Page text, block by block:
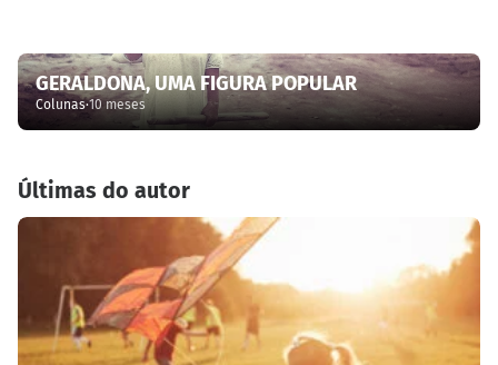
GERALDONA, UMA FIGURA POPULAR
Colunas·10 meses
Últimas do autor